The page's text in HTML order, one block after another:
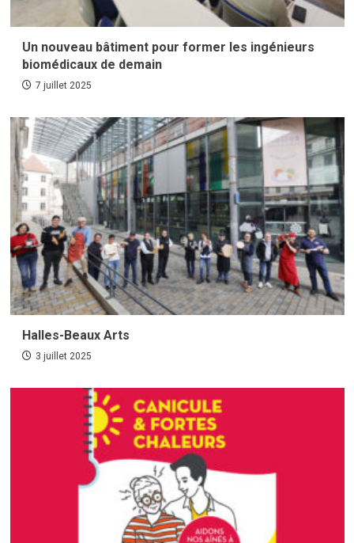
Un nouveau bâtiment pour former les ingénieurs
biomédicaux de demain
7 juillet 2025
Halles-Beaux Arts
3 juillet 2025